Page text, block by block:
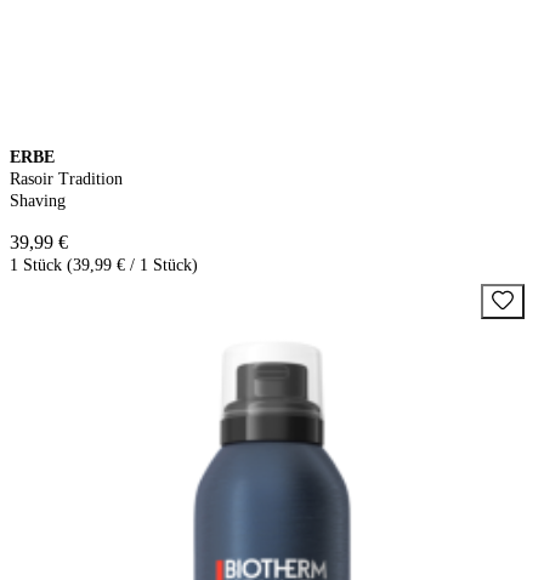
ERBE
Rasoir Tradition
Shaving
39,99 €
1 Stück (39,99 € / 1 Stück)